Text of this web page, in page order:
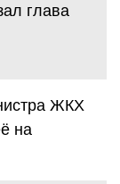
глава
ЖКХ
на